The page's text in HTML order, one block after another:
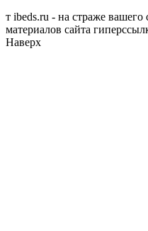
т ibeds.ru - на страже
материалов сайта
Наверх